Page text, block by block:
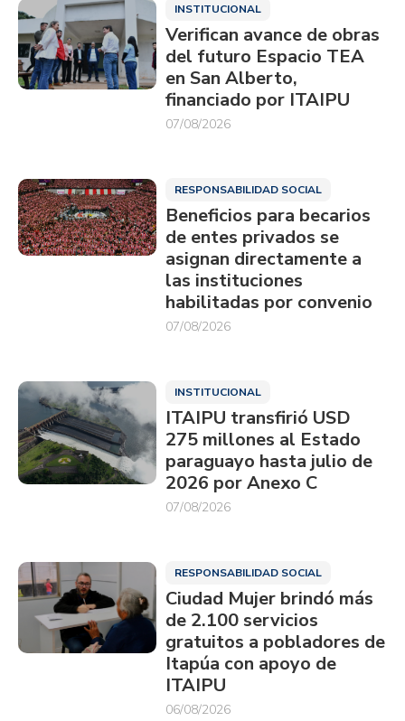
INSTITUCIONAL
Verifican avance de obras
del futuro Espacio TEA
en San Alberto,
financiado por ITAIPU
07/08/2026
RESPONSABILIDAD SOCIAL
Beneficios para becarios
de entes privados se
asignan directamente a
las instituciones
habilitadas por convenio
07/08/2026
INSTITUCIONAL
ITAIPU transfirió USD
275 millones al Estado
paraguayo hasta julio de
2026 por Anexo C
07/08/2026
RESPONSABILIDAD SOCIAL
Ciudad Mujer brindó más
de 2.100 servicios
gratuitos a pobladores de
Itapúa con apoyo de
ITAIPU
06/08/2026